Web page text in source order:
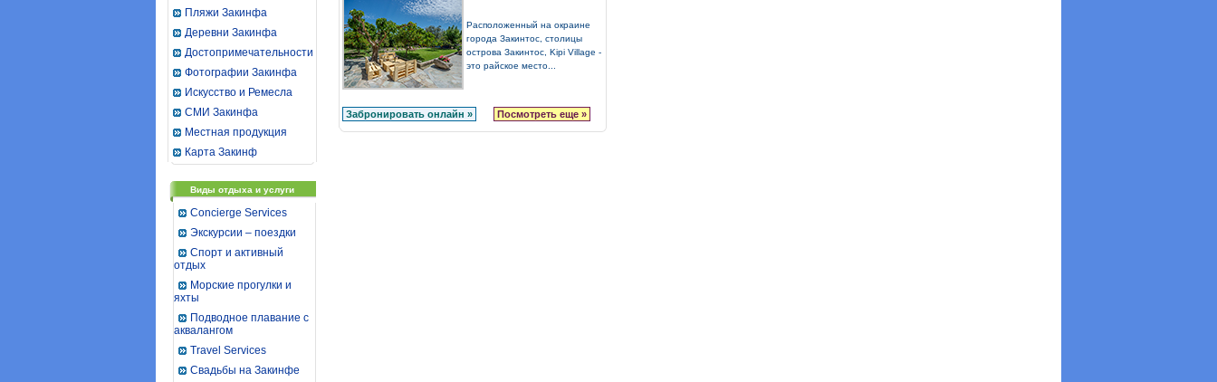
Пляжи Закинфа
Деревни Закинфа
Достопримечательности
Фотографии Закинфа
Искусство и Ремесла
СМИ Закинфа
Местная продукция
Карта Закинф
Виды отдыха и услуги
Concierge Services
Экскурсии – поездки
Спорт и активный
отдых
Морские прогулки и
яхты
Подводное плавание с
аквалангом
Travel Services
Свадьбы на Закинфе
Расположенный на окраине
города Закинтос, столицы
острова Закинтос, Kipi Village -
это райское место...
Забронировать онлайн » Посмотреть еще »